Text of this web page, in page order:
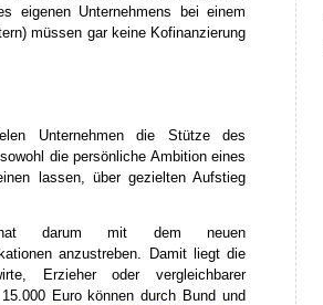
eigenen Unternehmens bei einem
müssen gar keine Kofinanzierung
Unternehmen die Stütze des
die persönliche Ambition eines
lassen, über gezielten Aufstieg
hat darum mit dem neuen
anzustreben. Damit liegt die
Erzieher oder vergleichbarer
Euro können durch Bund und